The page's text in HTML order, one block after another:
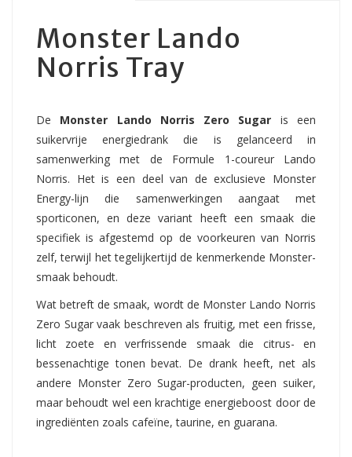
Monster Lando
Norris Tray
De Monster Lando Norris Zero Sugar is een
suikervrije energiedrank die is gelanceerd in
samenwerking met de Formule 1-coureur Lando
Norris. Het is een deel van de exclusieve Monster
Energy-lijn die samenwerkingen aangaat met
sporticonen, en deze variant heeft een smaak die
specifiek is afgestemd op de voorkeuren van Norris
zelf, terwijl het tegelijkertijd de kenmerkende Monster-
smaak behoudt.
Wat betreft de smaak, wordt de Monster Lando Norris
Zero Sugar vaak beschreven als fruitig, met een frisse,
licht zoete en verfrissende smaak die citrus- en
bessenachtige tonen bevat. De drank heeft, net als
andere Monster Zero Sugar-producten, geen suiker,
maar behoudt wel een krachtige energieboost door de
ingrediënten zoals cafeïne, taurine, en guarana.